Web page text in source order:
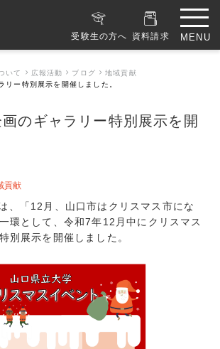
受験生の方へ 資料請求
いて 広報活動 ブログ
地域貢献
リー特別展示を開催しました。
のギャラリー特別展示を開
貢献
、「12月、山口市はクリスマス市にな
環として、令和7年12月中にクリスマス
別展示を開催しました。